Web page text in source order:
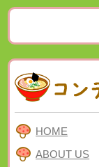
HOME
ABOUT US